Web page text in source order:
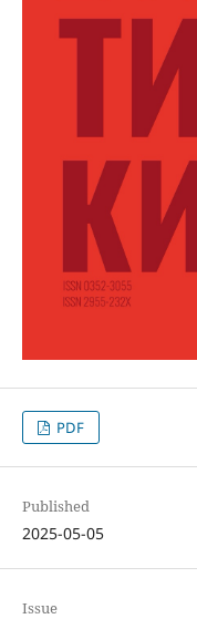
PDF
Published
2025-05-05
Issue